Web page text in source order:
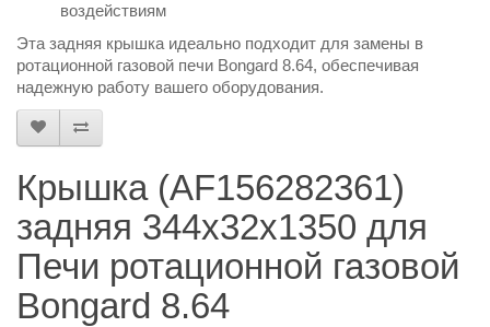
воздействиям
Эта задняя крышка идеально подходит для замены в
ротационной газовой печи Bongard 8.64, обеспечивая
надежную работу вашего оборудования.
Крышка (AF156282361)
задняя 344х32х1350 для
Печи ротационной газовой
Bongard 8.64